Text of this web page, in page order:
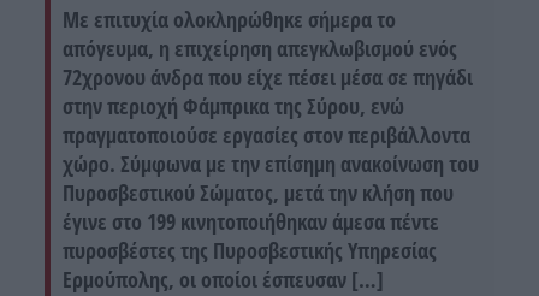
Με επιτυχία ολοκληρώθηκε σήμερα το
απόγευμα, η επιχείρηση απεγκλωβισμού ενός
72χρονου άνδρα που είχε πέσει μέσα σε πηγάδι
στην περιοχή Φάμπρικα της Σύρου, ενώ
πραγματοποιούσε εργασίες στον περιβάλλοντα
χώρο. Σύμφωνα με την επίσημη ανακοίνωση του
Πυροσβεστικού Σώματος, μετά την κλήση που
έγινε στο 199 κινητοποιήθηκαν άμεσα πέντε
πυροσβέστες της Πυροσβεστικής Υπηρεσίας
Ερμούπολης, οι οποίοι έσπευσαν […]